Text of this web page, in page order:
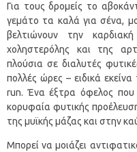
Για τους δρομείς το
γεμάτο τα καλά για σένα,
βελτιώνουν την
χοληστερόλης και της
πλούσια σε διαλυτές
πολλές ώρες – ειδικά
run. Ένα έξτρα όφελος που
κορυφαία φυτικής
της μυϊκής μάζας και στην
Μπορεί να μοιάζει